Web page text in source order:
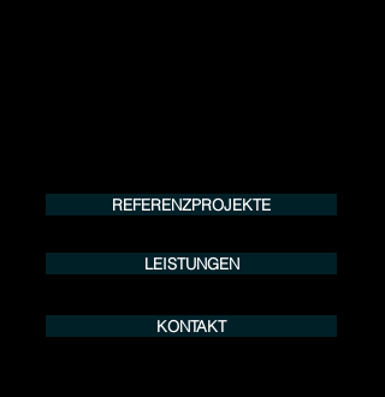
REFERENZPROJEKTE
LEISTUNGEN
KONTAKT